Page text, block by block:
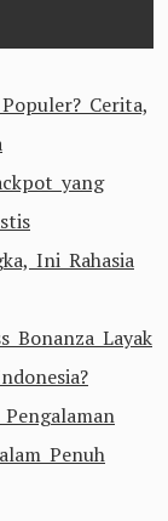
Cerita,
yang
Ini Rahasia
Bonanza Layak
Penuh